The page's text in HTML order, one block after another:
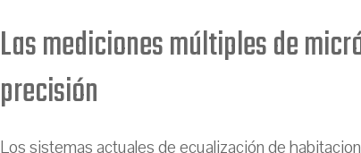
Las mediciones múltiples de
precisión
Los sistemas actuales de ecualización de